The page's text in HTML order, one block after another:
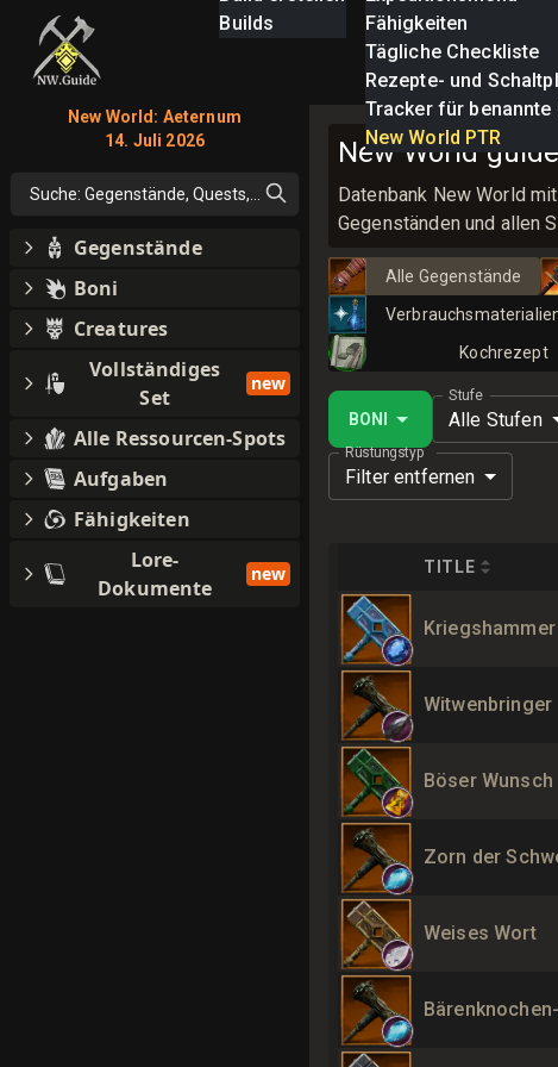
Builds
Fähigkeiten
Tägliche Checkliste
Rezepte- und
Tracker für benannte
New World PTR
New World
Datenbank New World
Gegenständen und allen
Alle Gegenstände
Kochrezept
BONI
Stufe
Alle Stufen
Rüstungstyp
Filter entfernen
TITLE
Witwenbringer
Böser Wunsch
Zorn der
Weises Wort
New World: Aeternum
14. Juli 2026
Suche: Gegenstände, Quests, alles
Gegenstände
Boni
Creatures
Vollständiges
Set
new
Alle Ressourcen-Spots
Aufgaben
Fähigkeiten
Lore-
Dokumente
new